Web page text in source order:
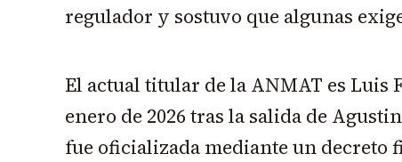
regulador y sostuvo que algunas
El actual titular de la ANMAT es Luis
enero de 2026 tras la salida de
fue oficializada mediante un decreto